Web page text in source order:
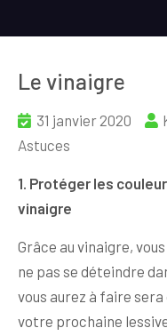
Le vinaigre
31 janvier 2020
Astuces
1. Protéger les
vinaigre
Grâce au vinaigre,
ne pas se déteindre
vous aurez à faire sera
votre prochaine